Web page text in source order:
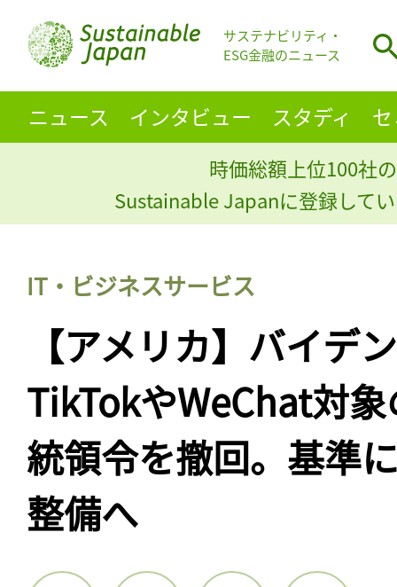
サステナビリティ・
ESG金融のニュース
ニュース インタビュー スタディ
時価総額上位100社
Sustainable Japanに登録して
IT・ビジネスサービス
【アメリカ】バイデ
TikTokやWeChat対
統領令を撤回。基準
整備へ